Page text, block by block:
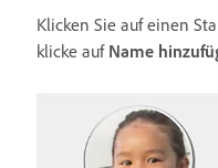
Klicken Sie auf einen
klicke auf Name